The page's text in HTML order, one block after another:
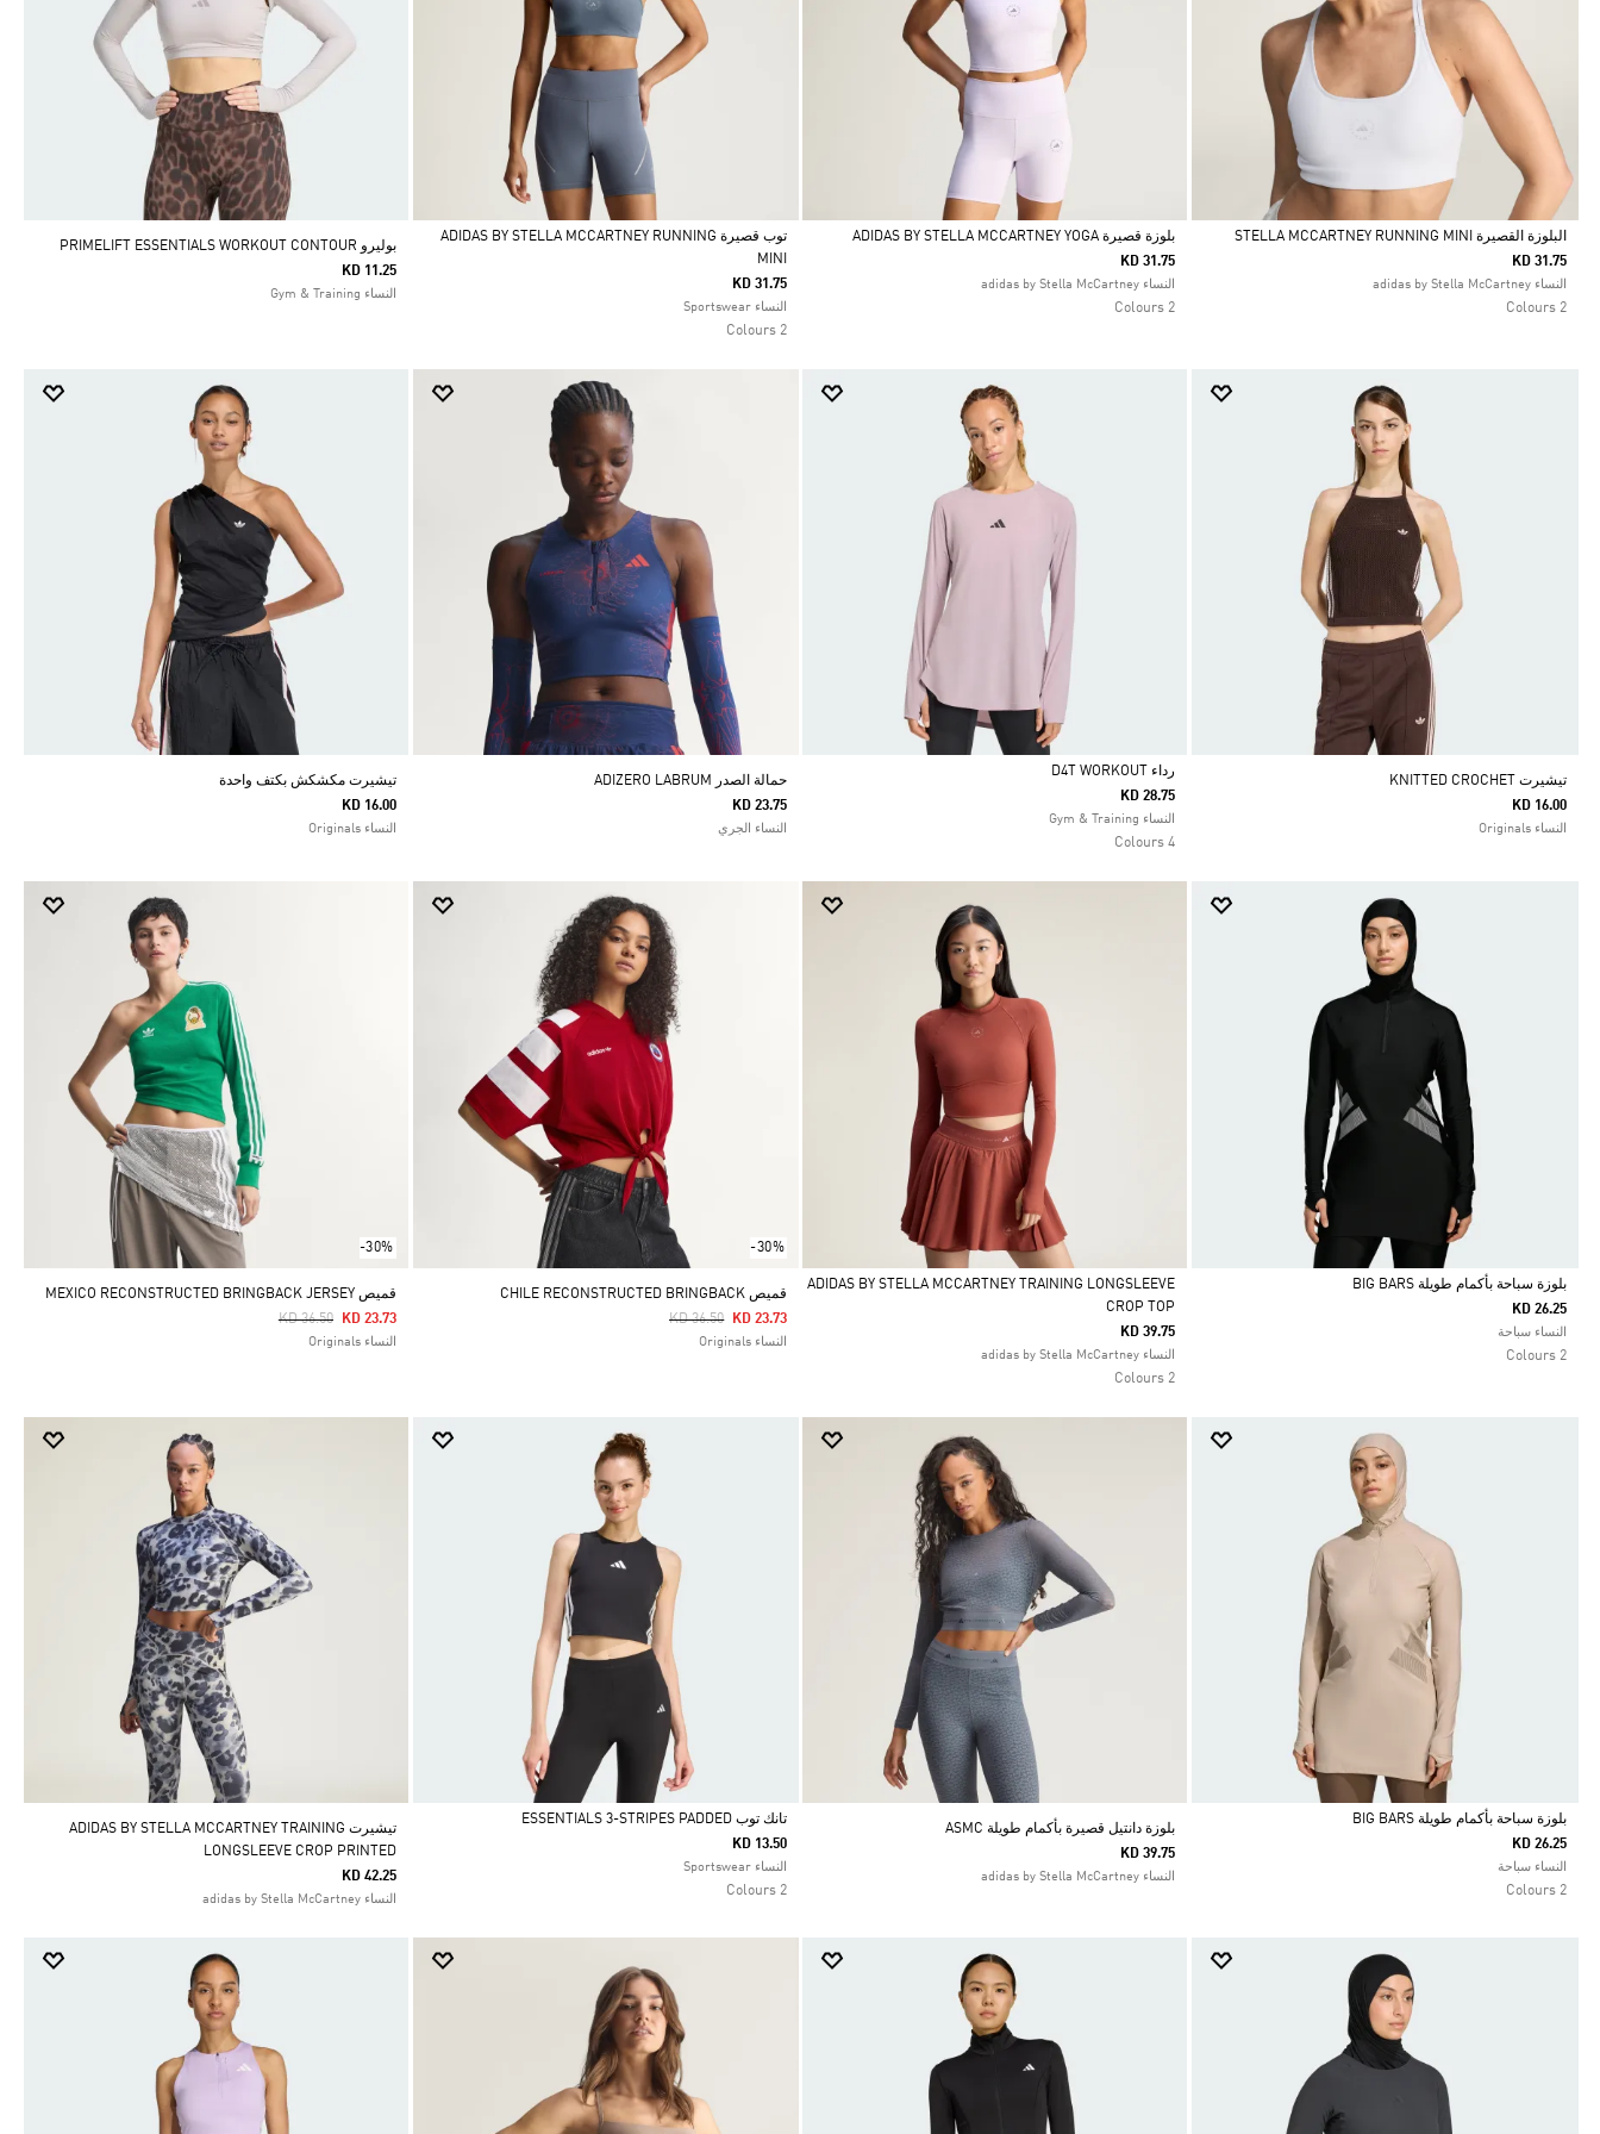
Selected
البلوزة القصيرة STELLA MCCARTNEY RUNNING MINI
KD 31.75
النساء adidas by Stella McCartney
2 Colours
Selected
بلوزة قصيرة ADIDAS BY STELLA MCCARTNEY YOGA
KD 31.75
النساء adidas by Stella McCartney
2 Colours
Selected
توب قصيرة ADIDAS BY STELLA MCCARTNEY RUNNING
MINI
KD 31.75
النساء Sportswear
2 Colours
بوليرو PRIMELIFT ESSENTIALS WORKOUT CONTOUR
KD 11.25
النساء Gym & Training
تيشيرت KNITTED CROCHET
KD 16.00
النساء Originals
Selected
رداء D4T WORKOUT
KD 28.75
النساء Gym & Training
4 Colours
حمالة الصدر ADIZERO LABRUM
KD 23.75
النساء الجري
تيشيرت مكشكش بكتف واحدة
KD 16.00
النساء Originals
Selected
بلوزة سباحة بأكمام طويلة BIG BARS
KD 26.25
النساء سباحة
2 Colours
Selected
ADIDAS BY STELLA MCCARTNEY TRAINING LONGSLEEVE
CROP TOP
KD 39.75
النساء adidas by Stella McCartney
2 Colours
-30%
قميص CHILE RECONSTRUCTED BRINGBACK
Price Reduced From
KD 36.50ToKD 23.73
النساء Originals
-30%
قميص MEXICO RECONSTRUCTED BRINGBACK JERSEY
Price Reduced From
KD 36.50ToKD 23.73
النساء Originals
Selected
بلوزة سباحة بأكمام طويلة BIG BARS
KD 26.25
النساء سباحة
2 Colours
بلوزة دانتيل قصيرة بأكمام طويلة ASMC
KD 39.75
النساء adidas by Stella McCartney
Selected
تانك توب ESSENTIALS 3-STRIPES PADDED
KD 13.50
النساء Sportswear
2 Colours
تيشيرت ADIDAS BY STELLA MCCARTNEY TRAINING
LONGSLEEVE CROP PRINTED
KD 42.25
النساء adidas by Stella McCartney